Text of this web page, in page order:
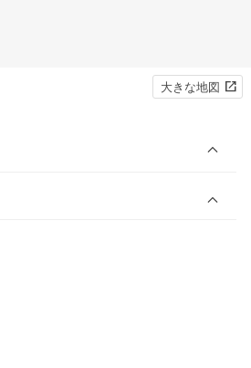
大きな地図